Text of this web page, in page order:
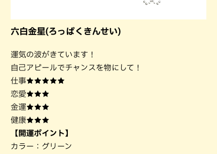
六白金星(ろっぱくきんせい)
運気の波がきています！
自己アピールでチャンスを物にして！
仕事★★★★★
恋愛★★★
金運★★★
健康★★★
【開運ポイント】
カラー：グリーン